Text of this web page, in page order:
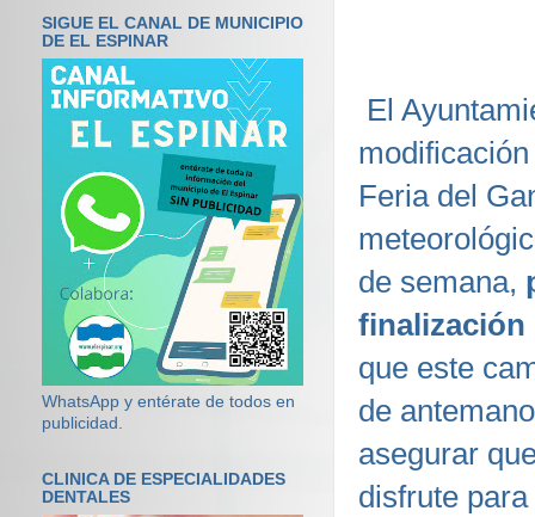
El
Feria del
de semana,
finalización
que este
de
asegurar
disfrute
SIGUE EL CANAL DE MUNICIPIO
DE EL ESPINAR
WhatsApp y entérate de todos en
publicidad.
CLINICA DE ESPECIALIDADES
DENTALES